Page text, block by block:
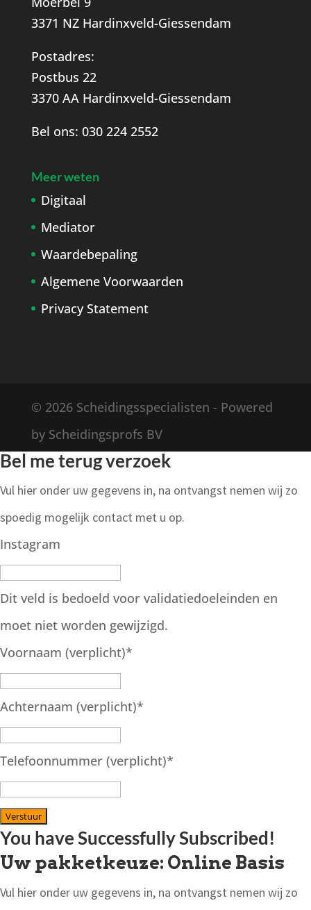
3371 NZ Hardinxveld-Giessendam
Postadres:
Postbus 22
3370 AA Hardinxveld-Giessendam
Bel ons: 030 224 2552
Meer weten
Digitaal
Mediator
Waardebepaling
Algemene Voorwaarden
Privacy Statement
© 2026 Scheidingsspecialisten - Powered
by Scheidingsprofs BV
Bel me terug verzoek
Vul hier onder uw gegevens in, na ontvangst nemen wij zo
spoedig mogelijk contact met u op.
Instagram
Dit veld is bedoeld voor validatiedoeleinden en
moet niet worden gewijzigd.
Voornaam (verplicht)*
Achternaam (verplicht)*
Telefoonnummer (verplicht)*
Verstuur
You have Successfully Subscribed!
Uw pakketkeuze: Online Basis
Vul hier onder uw gegevens in, na ontvangst nemen wij zo